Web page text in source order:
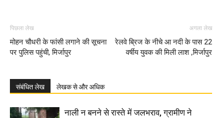
पिछला लेख
मोहन चौधरी के फांसी लगाने की सूचना
पर पुलिस पहुंची, मिर्जापुर
अगला लेख
रेलवे ब्रिज के नीचे आ नदी के पास 22
वर्षीय युवक की मिली लाश ,मिर्जापुर
संबंधित लेख लेखक से और अधिक
नाली न बनने से रास्ते में जलभराव, ग्रामीण ने